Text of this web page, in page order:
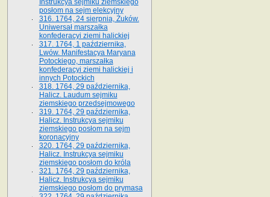
Instrukcya sejmiku ziemskiego
posłom na sejm elekcyjny
316. 1764, 24 sierpnia, Żuków.
Uniwersał marszałka
konfederacyi ziemi halickiej
317. 1764, 1 października,
Lwów. Manifestacya Maryana
Potockiego, marszałka
konfederacyi ziemi halickiej i
innych Potockich
318. 1764, 29 października,
Halicz. Laudum sejmiku
ziemskiego przedsejmowego
319. 1764, 29 października,
Halicz. Instrukcya sejmiku
ziemskiego posłom na sejm
koronacyjny
320. 1764, 29 października,
Halicz. Instrukcya sejmiku
ziemskiego posłom do króla
321. 1764, 29 października,
Halicz. Instrukcya sejmiku
ziemskiego posłom do prymasa